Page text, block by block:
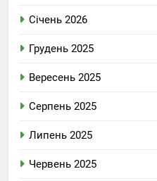
Січень 2026
Грудень 2025
Вересень 2025
Серпень 2025
Липень 2025
Червень 2025